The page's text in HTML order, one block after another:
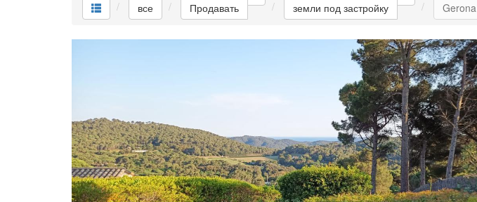
все Продавать земли под застройку Gerona